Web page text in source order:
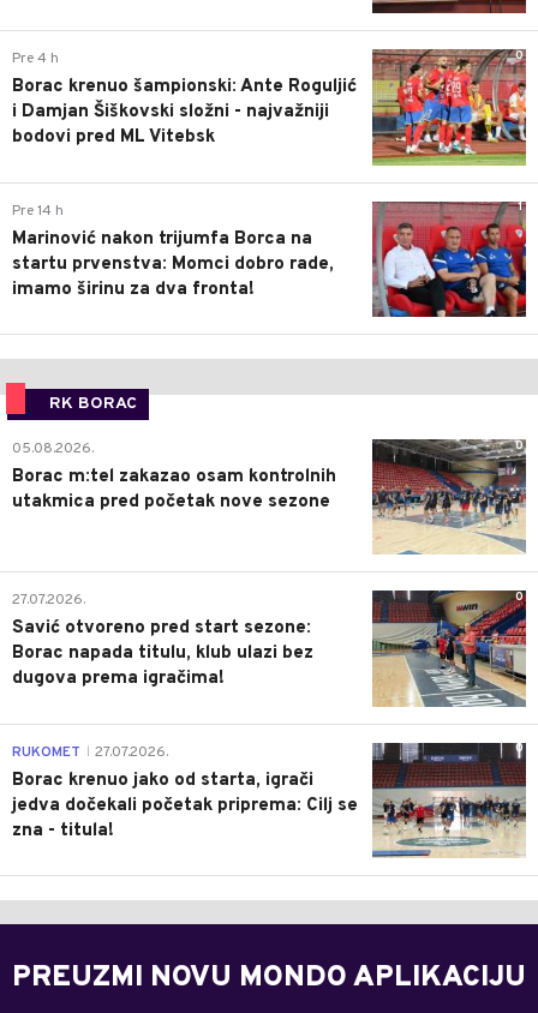
0
Pre 4 h
Borac krenuo šampionski: Ante Roguljić
i Damjan Šiškovski složni - najvažniji
bodovi pred ML Vitebsk
1
Pre 14 h
Marinović nakon trijumfa Borca na
startu prvenstva: Momci dobro rade,
imamo širinu za dva fronta!
RK BORAC
0
05.08.2026.
Borac m:tel zakazao osam kontrolnih
utakmica pred početak nove sezone
0
27.07.2026.
Savić otvoreno pred start sezone:
Borac napada titulu, klub ulazi bez
dugova prema igračima!
0
RUKOMET 27.07.2026.
Borac krenuo jako od starta, igrači
jedva dočekali početak priprema: Cilj se
zna - titula!
PREUZMI NOVU MONDO APLIKACIJU